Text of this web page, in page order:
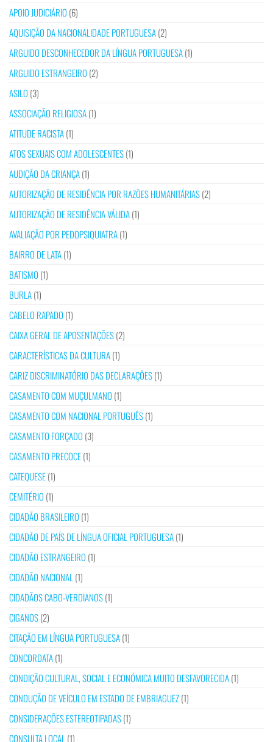
APOIO JUDICIÁRIO (6)
AQUISIÇÃO DA NACIONALIDADE PORTUGUESA(2)
ARGUIDO DESCONHECEDOR DA LÍNGUA PORTUGUESA(1)
ARGUIDO ESTRANGEIRO (2)
ASILO (3)
ASSOCIAÇÃO RELIGIOSA(1)
ATITUDE RACISTA(1)
ATOS SEXUAIS COM ADOLESCENTES(1)
AUDIÇÃO DA CRIANÇA(1)
AUTORIZAÇÃO DE RESIDÊNCIA POR RAZÕES HUMANITÁRIAS(2)
AUTORIZAÇÃO DE RESIDÊNCIA VÁLIDA(1)
AVALIAÇÃO POR PEDOPSIQUIATRA(1)
BAIRRO DE LATA(1)
BATISMO (1)
BURLA(1)
CABELO RAPADO (1)
CAIXA GERAL DE APOSENTAÇÕES(2)
CARACTERÍSTICAS DA CULTURA(1)
CARIZ DISCRIMINATÓRIO DAS DECLARAÇÕES(1)
CASAMENTO COM MUÇULMANO (1)
CASAMENTO COM NACIONAL PORTUGUÊS(1)
CASAMENTO FORÇADO (3)
CASAMENTO PRECOCE(1)
CATEQUESE(1)
CEMITÉRIO (1)
CIDADÃO BRASILEIRO (1)
CIDADÃO DE PAÍS DE LÍNGUA OFICIAL PORTUGUESA(1)
CIDADÃO ESTRANGEIRO (1)
CIDADÃO NACIONAL (1)
CIDADÃOS CABO-VERDIANOS(1)
CIGANOS(2)
CITAÇÃO EM LÍNGUA PORTUGUESA(1)
CONCORDATA(1)
CONDIÇÃO CULTURAL, SOCIAL E ECONÓMICA MUITO DESFAVORECIDA(1)
CONDUÇÃO DE VEÍCULO EM ESTADO DE EMBRIAGUEZ(1)
CONSIDERAÇÕES ESTEREOTIPADAS(1)
CONSULTA LOCAL (1)